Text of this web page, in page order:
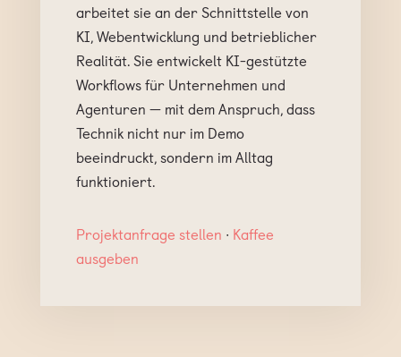
arbeitet sie an der Schnittstelle von
KI, Webentwicklung und betrieblicher
Realität. Sie entwickelt KI-gestützte
Workflows für Unternehmen und
Agenturen — mit dem Anspruch, dass
Technik nicht nur im Demo
beeindruckt, sondern im Alltag
funktioniert.
Projektanfrage stellen ∙ Kaffee
ausgeben